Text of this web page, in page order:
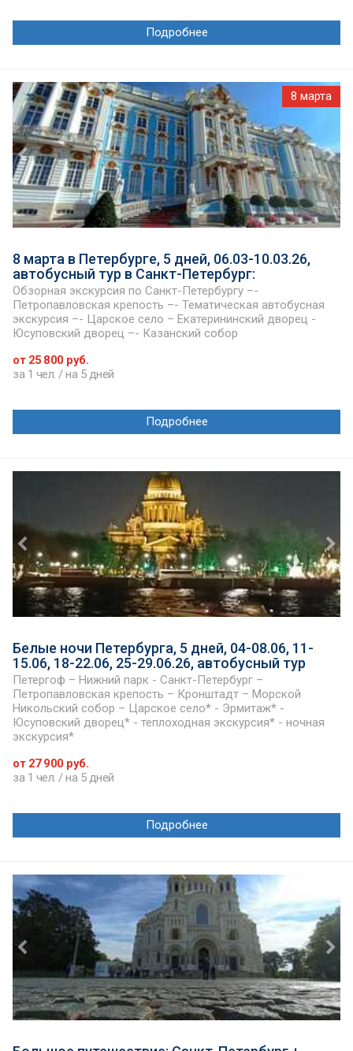
Подробнее
8 марта
8 марта в Петербурге, 5 дней, 06.03-10.03.26,
автобусный тур в Санкт-Петербург:
Обзорная экскурсия по Санкт-Петербургу –-
Петропавловская крепость –- Тематическая автобусная
экскурсия –- Царское село – Екатерининский дворец -
Юсуповский дворец –- Казанский собор
от 25 800 руб.
за 1 чел. / на 5 дней
Подробнее
Белые ночи Петербурга, 5 дней, 04-08.06, 11-
15.06, 18-22.06, 25-29.06.26, автобусный тур
Петергоф – Нижний парк - Санкт-Петербург –
Петропавловская крепость – Кронштадт – Морской
Никольский собор – Царское село* - Эрмитаж* -
Юсуповский дворец* - теплоходная экскурсия* - ночная
экскурсия*
от 27 900 руб.
за 1 чел. / на 5 дней
Подробнее